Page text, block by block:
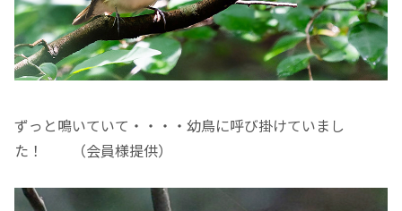
ずっと鳴いていて・・・・幼鳥に呼び掛けていまし
た！ （会員様提供）